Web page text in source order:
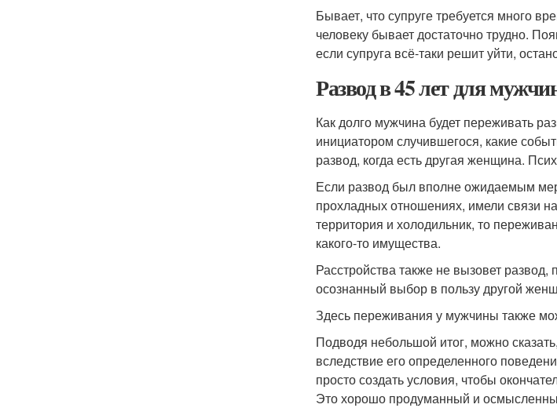
Бывает, что супруге требуется много
человеку бывает достаточно трудно.
если супруга всё-таки решит уйти,
Развод в 45 лет для
Как долго мужчина будет переживать
инициатором случившегося, какие
развод, когда есть другая женщина.
Если развод был вполне ожидаемым
прохладных отношениях, имели связи
территория и холодильник, то
какого-то имущества.
Расстройства также не вызовет
осознанный выбор в пользу другой
Здесь переживания у мужчины также
Подводя небольшой итог, можно
вследствие его определенного
просто создать условия, чтобы
Это хорошо продуманный и